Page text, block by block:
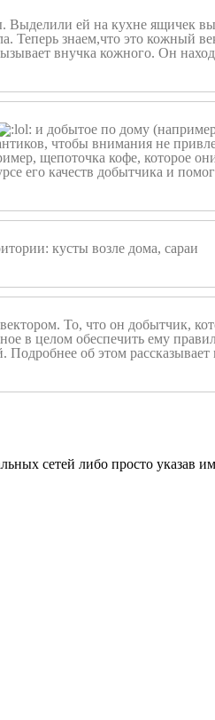
Выделили ей на кухне ящичек
Теперь знаем,что это кожный
внучка кожного. Он
и добытое по дому
чтобы внимания не
щепоточка кофе, которое
его качеств добытчика и
кусты возле дома, сараи
То, что он добытчик,
в целом обеспечить ему
Подробнее об этом
сетей либо просто указав